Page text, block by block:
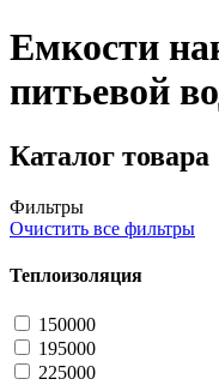
Емкости
питьевой
Каталог товара
Фильтры
Очистить все фильтры
Теплоизоляция
150000
195000
225000